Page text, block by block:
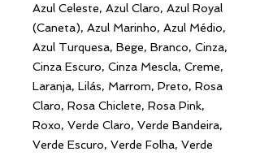
Azul Celeste, Azul Claro, Azul Royal
(Caneta), Azul Marinho, Azul Médio,
Azul Turquesa, Bege, Branco, Cinza,
Cinza Escuro, Cinza Mescla, Creme,
Laranja, Lilás, Marrom, Preto, Rosa
Claro, Rosa Chiclete, Rosa Pink,
Roxo, Verde Claro, Verde Bandeira,
Verde Escuro, Verde Folha, Verde